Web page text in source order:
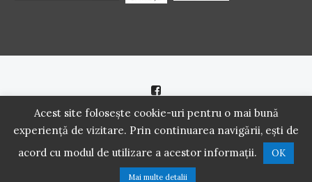
Politică de cookie |Politică de confidenţialitate
2016 - 2021 Copyright. Scoala Pacientilor - QUINN Media SRL.
Acest site folosește cookie-uri pentru o mai bună
experiență de vizitare. Prin continuarea navigării, ești de
acord cu modul de utilizare a acestor informații.
OK
Mai multe detalii